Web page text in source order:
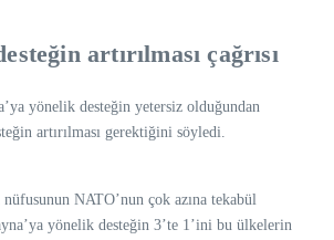
artırılması çağrısı
yönelik desteğin yetersiz olduğundan
artırılması gerektiğini söyledi.
NATO’nun çok azına tekabül
yönelik desteğin 3’te 1’ini bu ülkelerin